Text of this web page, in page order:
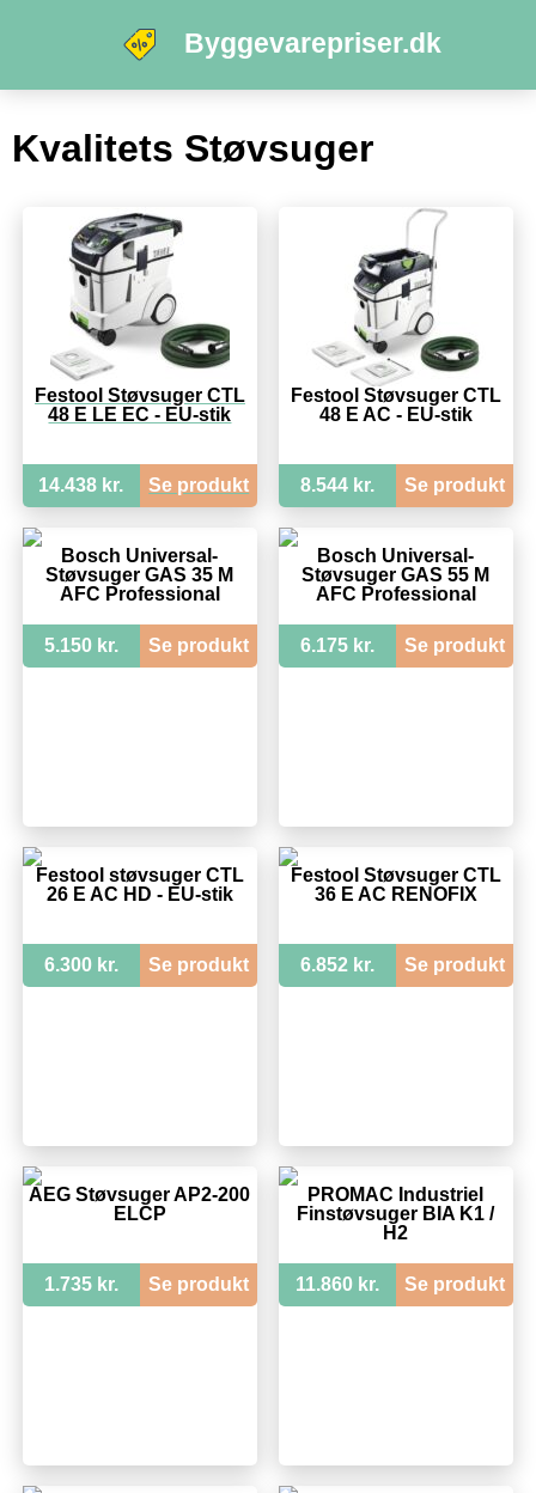
Byggevarepriser.dk
Kvalitets Støvsuger
Festool Støvsuger CTL
48 E LE EC - EU-stik
14.438 kr. Se produkt
Festool Støvsuger CTL
48 E AC - EU-stik
8.544 kr. Se produkt
Bosch Universal-
Støvsuger GAS 35 M
AFC Professional
5.150 kr. Se produkt
Bosch Universal-
Støvsuger GAS 55 M
AFC Professional
6.175 kr. Se produkt
Festool støvsuger CTL
26 E AC HD - EU-stik
6.300 kr. Se produkt
Festool Støvsuger CTL
36 E AC RENOFIX
6.852 kr. Se produkt
AEG Støvsuger AP2-200
ELCP
1.735 kr. Se produkt
PROMAC Industriel
Finstøvsuger BIA K1 /
H2
11.860 kr. Se produkt